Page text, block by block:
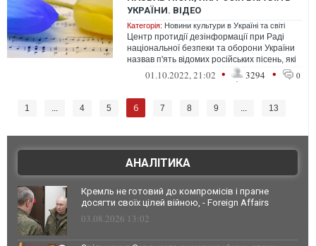
УКРАЇНИ. ВІДЕО
Категорія: Новини культури в Україні та світі
Центр протидії дезінформації при Раді
національної безпеки та оборони України
назвав п'ять відомих російських пісень, які
були вкрадені в українців і ...
01.10.2022, 21:02 • 3294 • 0
1 ... 4 5 6 7 8 9 ... 13
АНАЛІТИКА
Кремль не готовий до компромісів і прагне
досягти своїх цілей війною, - Foreign Affairs
03.08.2026 13:02